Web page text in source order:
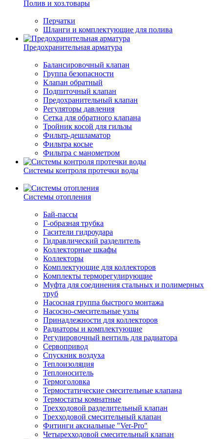
Полив и хоз.товары
Перчатки
Шланги и комплектующие для полива
Предохранительная арматура
Балансировочный клапан
Группа безопасности
Клапан обратный
Подпиточный клапан
Предохранительный клапан
Регуляторы давления
Сетка для обратного клапана
Тройник косой для гильзы
Фильтр-дешламатор
Фильтра косые
Фильтра с манометром
Системы контроля протечки воды
Системы отопления
Бай-пассы
Г-образная трубка
Гасители гидроудара
Гидравлический разделитель
Коллекторные шкафы
Коллекторы
Комплектующие для коллекторов
Комплекты терморегулирующие
Муфта для соединения стальных и полимерных
труб
Насосная группа быстрого монтажа
Насосно-смесительные узлы
Принадлежности для коллекторов
Радиаторы и комплектующие
Регулировочный вентиль для радиатора
Сервопривод
Спускник воздуха
Теплоизоляция
Теплоноситель
Термоголовка
Термостатические смесительные клапана
Термостаты комнатные
Трехходовой разделительный клапан
Трехходовой смесительный клапан
Фитинги аксиальные "Ver-Pro"
Четырехходовой смесительный клапан